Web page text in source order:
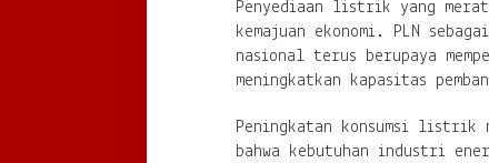
Penyediaan listrik yang
kemajuan ekonomi. PLN
nasional terus berupaya
meningkatkan kapasitas
Peningkatan konsumsi listrik
bahwa kebutuhan industri